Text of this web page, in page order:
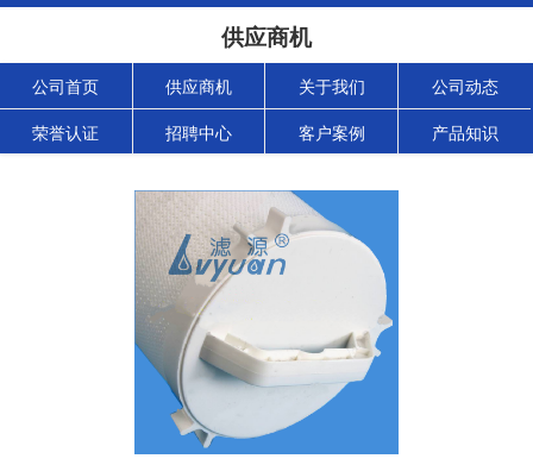
供应商机
公司首页 供应商机 关于我们 公司动态
荣誉认证 招聘中心 客户案例 产品知识